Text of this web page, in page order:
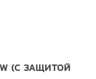
(С ЗАЩИТОЙ